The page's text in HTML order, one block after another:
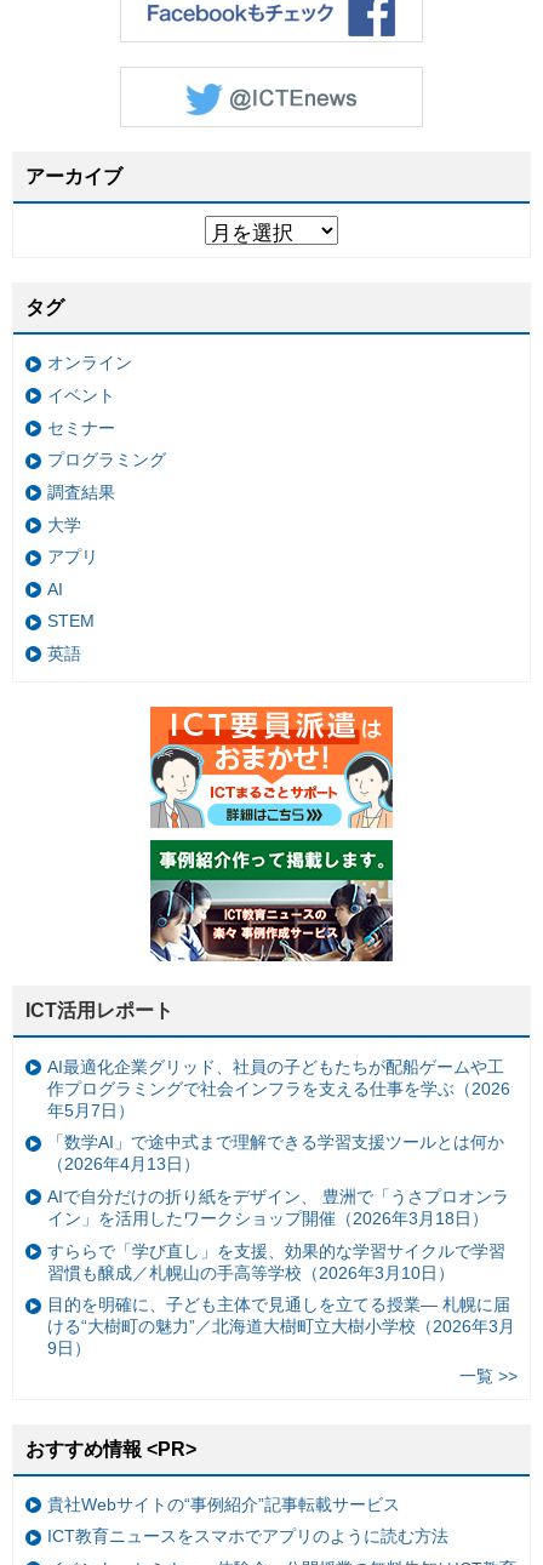
アーカイブ
タグ
オンライン
イベント
セミナー
プログラミング
調査結果
大学
アプリ
AI
STEM
英語
ICT活用レポート
AI最適化企業グリッド、社員の子どもたちが配船ゲームや工
作プログラミングで社会インフラを支える仕事を学ぶ（2026
年5月7日）
「数学AI」で途中式まで理解できる学習支援ツールとは何か
（2026年4月13日）
AIで自分だけの折り紙をデザイン、 豊洲で「うさプロオンラ
イン」を活用したワークショップ開催（2026年3月18日）
すららで「学び直し」を支援、効果的な学習サイクルで学習
習慣も醸成／札幌山の手高等学校（2026年3月10日）
目的を明確に、子ども主体で見通しを立てる授業— 札幌に届
ける“大樹町の魅力”／北海道大樹町立大樹小学校（2026年3月
9日）
一覧 >>
おすすめ情報 <PR>
貴社Webサイトの“事例紹介”記事転載サービス
ICT教育ニュースをスマホでアプリのように読む方法